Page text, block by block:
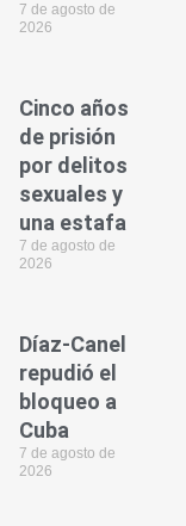
7 de agosto de
2026
Cinco años
de prisión
por delitos
sexuales y
una estafa
7 de agosto de
2026
Díaz-Canel
repudió el
bloqueo a
Cuba
7 de agosto de
2026